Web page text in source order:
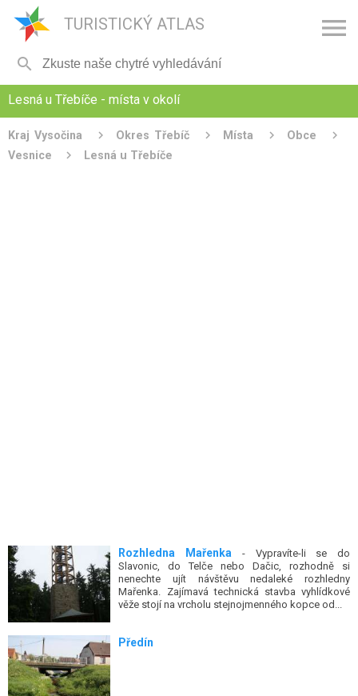
TURISTICKÝ ATLAS 

Lesná u Třebíče - místa v okolí
Kraj Vysočina Okres Třebíč Místa
Obce
Vesnice
Lesná u Třebíče
Rozhledna Mařenka - Vypravíte-li se do
Slavonic, do Telče nebo Dačic, rozhodně si
nenechte ujít návštěvu nedaleké rozhledny
Mařenka. Zajímavá technická stavba vyhlídkové
věže stojí na vrcholu stejnojmenného kopce od...
Předín